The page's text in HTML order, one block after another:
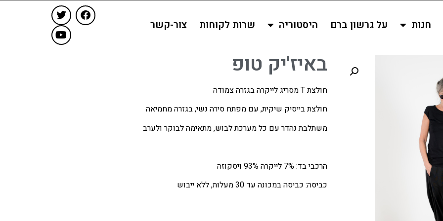
חנות על גרשון ברם היסטוריה שרות לקוחות צור-קשר
באיז'יק טופ
חולצת T מסריג לייקרה בגזרה צמודה
חולצת בייסיק שיקית, עם מפתח סירה נשי, בגזרה מחמיאה
משתלבת נהדר עם כל מערכת לבוש, מתאימה לבוקר ולערב
הרכבי בד: 7% לייקרה 93% ויסקוזה
כביסה: כביסה במכונה עד 30 מעלות, ללא ייבוש